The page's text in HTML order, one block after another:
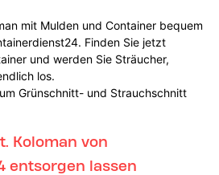
mit Mulden und Container bequem
Finden Sie jetzt
und werden Sie Sträucher,
los.
Grünschnitt- und Strauchschnitt
Koloman von
entsorgen lassen